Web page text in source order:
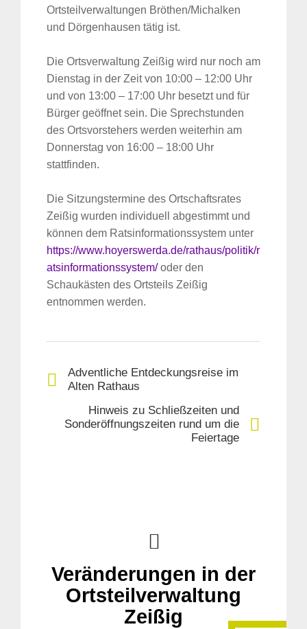
Ortsteilverwaltungen Bröthen/Michalken
und Dörgenhausen tätig ist.
Die Ortsverwaltung Zeißig wird nur noch am
Dienstag in der Zeit von 10:00 – 12:00 Uhr
und von 13:00 – 17:00 Uhr besetzt und für
Bürger geöffnet sein. Die Sprechstunden
des Ortsvorstehers werden weiterhin am
Donnerstag von 16:00 – 18:00 Uhr
stattfinden.
Die Sitzungstermine des Ortschaftsrates
Zeißig wurden individuell abgestimmt und
können dem Ratsinformationssystem unter
https://www.hoyerswerda.de/rathaus/politik/r
atsinformationssystem/oder den
Schaukästen des Ortsteils Zeißig
entnommen werden.
Adventliche Entdeckungsreise im
Alten Rathaus
Hinweis zu Schließzeiten und
Sonderöffnungszeiten rund um die
Feiertage
Veränderungen in der
Ortsteilverwaltung
Zeißig